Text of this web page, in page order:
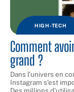
HIGH-TECH
Comment
grand ?
Dans l'univers en
Instagram s'est